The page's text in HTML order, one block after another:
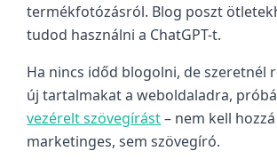
termékfotózásról. Blog poszt
tudod használni a ChatGPT-t.
Ha nincs időd blogolni, de szeretnél
új tartalmakat a weboldaladra,
vezérelt szövegírást– nem kell
marketinges, sem szövegíró.